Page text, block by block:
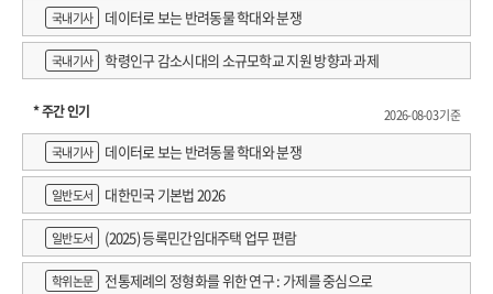
국내기사 데이터로 보는 반려동물 학대와 분쟁
국내기사 학령인구 감소시대의 소규모학교 지원 방향과 과제
* 주간 인기
2026-08-03 기준
국내기사
데이터로 보는 반려동물 학대와 분쟁
일반도서 대한민국 기본법 2026
일반도서 (2025) 등록민간임대주택 업무 편람
학위논문 전통제례의 정형화를 위한 연구 : 가제를 중심으로